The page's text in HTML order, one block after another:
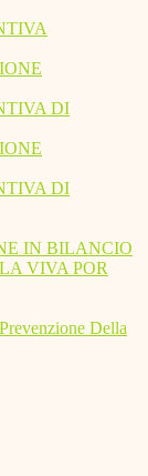
DI
DI
IN BILANCIO
VIVA POR
Della